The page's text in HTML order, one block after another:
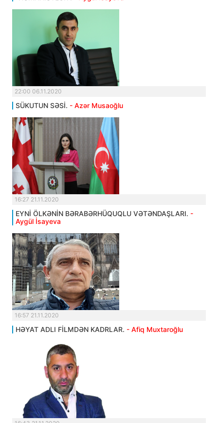
22:00 06.11.2020
SÜKUTUN SƏSİ. - Azər Musaoğlu
16:27 21.11.2020
EYNİ ÖLKƏNİN BƏRABƏRHÜQUQLU VƏTƏNDAŞLARI. -
Aygül İsayeva
16:57 21.11.2020
HƏYAT ADLI FİLMDƏN KADRLAR. - Afiq Muxtaroğlu